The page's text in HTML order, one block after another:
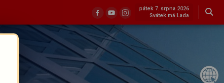
pátek 7. srpna 2026
Svátek má Lada